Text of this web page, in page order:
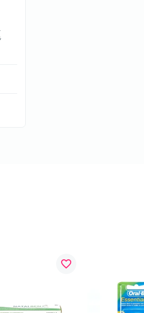
favorite_border